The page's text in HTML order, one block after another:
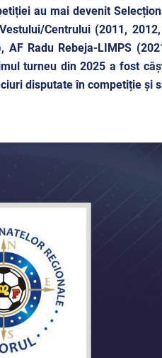
au mai devenit
Centrului (2011,
Radu Rebeja-LIMPS
turneu din 2025 a fost
disputate în competiție și